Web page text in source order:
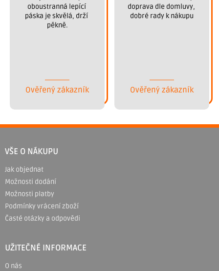
oboustranná lepící
páska je skvělá, drží
pěkně.
Ověřený zákazník
doprava dle domluvy,
dobré rady k nákupu
Ověřený zákazník
á
a
VŠE O NÁKUPU
Jak objednat
Možnosti dodání
Možnosti platby
Podmínky vrácení zboží
Časté otázky a odpovědi
UŽITEČNÉ INFORMACE
O nás